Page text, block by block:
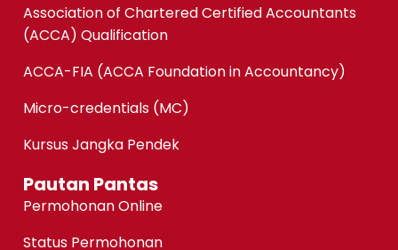
Association of Chartered Certified Accountants
(ACCA) Qualification
ACCA-FIA (ACCA Foundation in Accountancy)
Micro-credentials (MC)
Kursus Jangka Pendek
Pautan Pantas
Permohonan Online
Status Permohonan